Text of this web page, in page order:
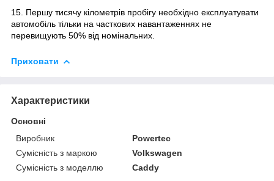
15. Першу тисячу кілометрів пробігу необхідно експлуатувати
автомобіль тільки на часткових навантаженнях не
перевищують 50% від номінальних.
Приховати
Характеристики
Основні
Виробник
Powertec
Сумісність з маркою
Volkswagen
Сумісність з моделлю
Caddy